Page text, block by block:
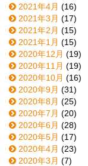
2021年4月 (16)
2021年3月 (17)
2021年2月 (15)
2021年1月 (15)
2020年12月 (19)
2020年11月 (19)
2020年10月 (16)
2020年9月 (31)
2020年8月 (25)
2020年7月 (20)
2020年6月 (28)
2020年5月 (17)
2020年4月 (23)
2020年3月 (7)